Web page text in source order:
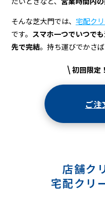
リ
ー
そんな芝大門では、 宅配ク
です。 スマホ一つでいつで
先で完結。持ち運びでかさ
\ 初回限定！
ご注
店舗ク
宅配クリ